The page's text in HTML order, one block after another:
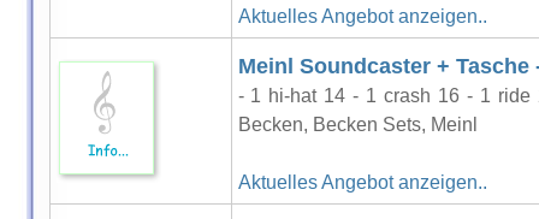
Aktuelles Angebot anzeigen..
Meinl Soundcaster + Tasche
- 1 hi-hat 14 - 1 crash 16 - 1 ride
Becken, Becken Sets, Meinl
Aktuelles Angebot anzeigen..